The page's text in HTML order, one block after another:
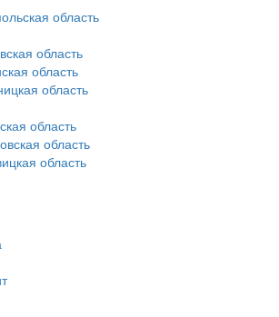
область
область
область
область
область
область
область